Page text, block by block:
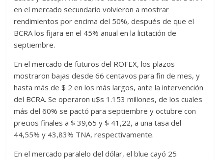
en el mercado secundario volvieron a mostrar
rendimientos por encima del 50%, después de que el
BCRA los fijara en el 45% anual en la licitación de
septiembre.
En el mercado de futuros del ROFEX, los plazos
mostraron bajas desde 66 centavos para fin de mes, y
hasta más de $ 2 en los más largos, ante la intervención
del BCRA. Se operaron u$s 1.153 millones, de los cuales
más del 60% se pactó para septiembre y octubre con
precios finales a $ 39,65 y $ 41,22, a una tasa del
44,55% y 43,83% TNA, respectivamente.
En el mercado paralelo del dólar, el blue cayó 25